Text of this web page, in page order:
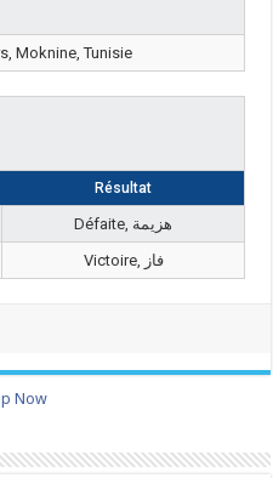
Moknine, Tunisie
Résultat
Défaite, هزيمة
Victoire, فاز